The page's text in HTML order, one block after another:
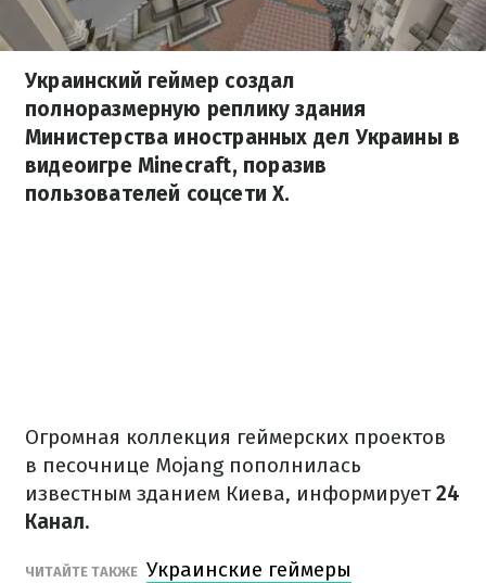
Украинский геймер создал
полноразмерную реплику здания
Министерства иностранных дел Украины в
видеоигре Minecraft, поразив
пользователей соцсети X.
Огромная коллекция геймерских проектов
в песочнице Mojang пополнилась
известным зданием Киева, информирует24
Канал.
ЧИТАЙТЕ ТАКЖЕ Украинские геймеры